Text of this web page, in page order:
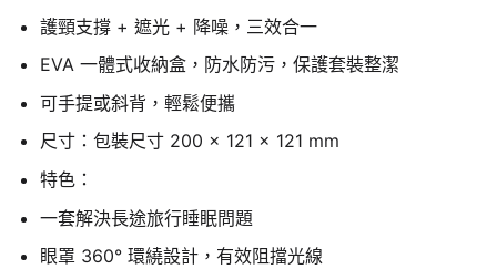
護頸支撐 + 遮光 + 降噪，三效合一
EVA 一體式收納盒，防水防污，保護套裝整潔
可手提或斜背，輕鬆便攜
尺寸：包裝尺寸 200 × 121 × 121 mm
特色：
一套解決長途旅行睡眠問題
眼罩 360° 環繞設計，有效阻擋光線